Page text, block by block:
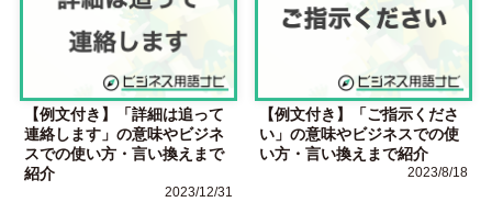
【例文付き】「詳細は追って
連絡します」の意味やビジネ
スでの使い方・言い換えまで
紹介
2023/12/31
【例文付き】「ご指示くださ
い」の意味やビジネスでの使
い方・言い換えまで紹介
2023/8/18